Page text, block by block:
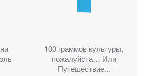
100 граммов культуры,
пожалуйста… Или
Путешествие...